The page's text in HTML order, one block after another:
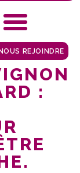
NOUS REJOINDRE
: